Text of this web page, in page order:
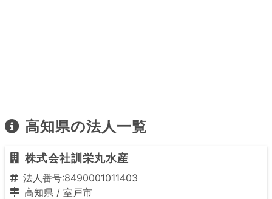
高知県の法人一覧
株式会社訓栄丸水産
法人番号:8490001011403
高知県 / 室戸市